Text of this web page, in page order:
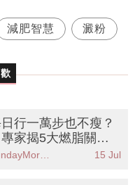
減肥智慧 澱粉
行一萬步也不瘦？
專家揭5大燃脂關
心率才是重點！附
SundayMore編輯部 15 Jul